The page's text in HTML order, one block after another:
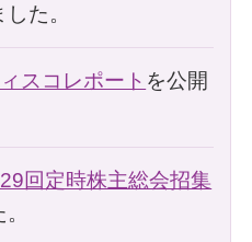
た。
スコレポート を公開
回定時株主総会招集